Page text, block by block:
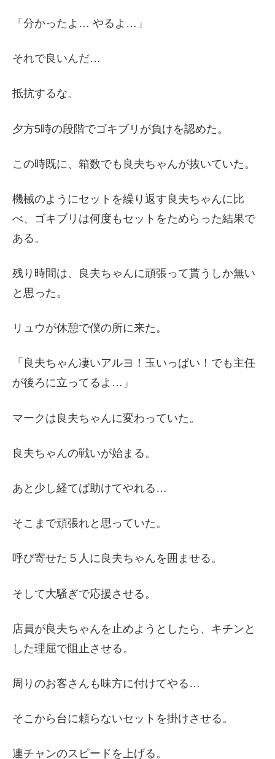
「分かったよ… やるよ…」
それで良いんだ…
抵抗するな。
夕方5時の段階でゴキブリが負けを認めた。
この時既に、箱数でも良夫ちゃんが抜いていた。
機械のようにセットを繰り返す良夫ちゃんに比
べ、ゴキブリは何度もセットをためらった結果で
ある。
残り時間は、良夫ちゃんに頑張って貰うしか無い
と思った。
リュウが休憩で僕の所に来た。
「良夫ちゃん凄いアルヨ！玉いっぱい！でも主任
が後ろに立ってるよ…」
マークは良夫ちゃんに変わっていた。
良夫ちゃんの戦いが始まる。
あと少し経てば助けてやれる…
そこまで頑張れと思っていた。
呼び寄せた５人に良夫ちゃんを囲ませる。
そして大騒ぎで応援させる。
店員が良夫ちゃんを止めようとしたら、キチンと
した理屈で阻止させる。
周りのお客さんも味方に付けてやる…
そこから台に頼らないセットを掛けさせる。
連チャンのスピードを上げる。